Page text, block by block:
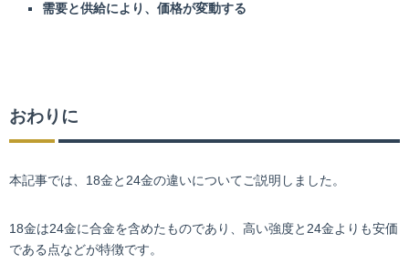
需要と供給により、価格が変動する
おわりに
本記事では、18金と24金の違いについてご説明しました。
18金は24金に合金を含めたものであり、高い強度と24金よりも安価
である点などが特徴です。